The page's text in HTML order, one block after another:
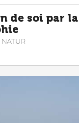
de soi par la